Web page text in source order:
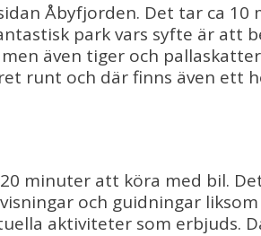
Åbyfjorden. Det tar ca
park vars syfte är att
även tiger och
runt och där finns även ett
minuter att köra med bil.
och guidningar
aktiviteter som erbjuds.